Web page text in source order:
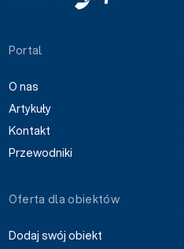
Portal
O nas
Artykuły
Kontakt
Przewodniki
Oferta dla obiektów
Dodaj swój obiekt